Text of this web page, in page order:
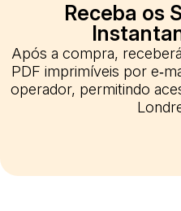
Receba os
Após a compra,
PDF imprimíveis por
operador, permitindo